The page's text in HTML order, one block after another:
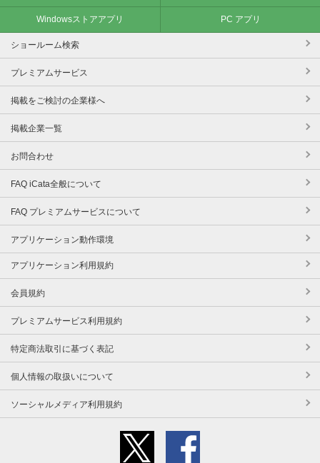
Windowsストアアプリ PC アプリ
ショールーム検索
プレミアムサービス
掲載をご検討の企業様へ
掲載企業一覧
お問合わせ
FAQ iCata全般について
FAQ プレミアムサービスについて
アプリケーション動作環境
アプリケーション利用規約
会員規約
プレミアムサービス利用規約
特定商法取引に基づく表記
個人情報の取扱いについて
ソーシャルメディア利用規約